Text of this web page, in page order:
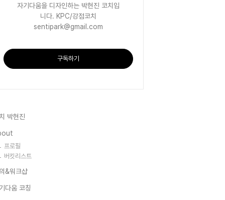
자기다움을 디자인하는 박현진 코치입
니다. KPC/강점코치
sentipark@gmail.com
구독하기
박현진
프로필
버킷리스트
&워크샵
다움 코칭